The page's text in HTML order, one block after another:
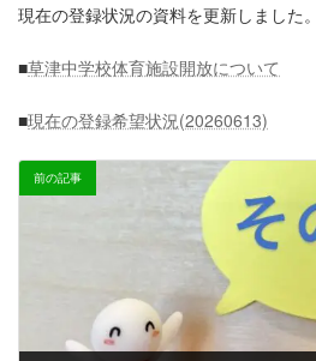
新
時
現在の登録状況の資料を更新しました。
■草津中学校体育施設開放について
■現在の登録希望状況(20260613)
前の記事